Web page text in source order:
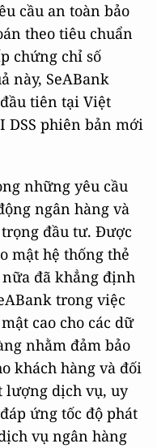
cầu an toàn bảo
theo tiêu chuẩn
chứng chỉ số
này, SeABank
tiên tại Việt
DSS phiên bản mới
những yêu cầu
ngân hàng và
đầu tư. Được
mật hệ thống thẻ
nữa đã khẳng định
trong việc
cao cho các dữ
nhằm đảm bảo
khách hàng và đối
lượng dịch vụ, uy
ứng tốc độ phát
vụ ngân hàng